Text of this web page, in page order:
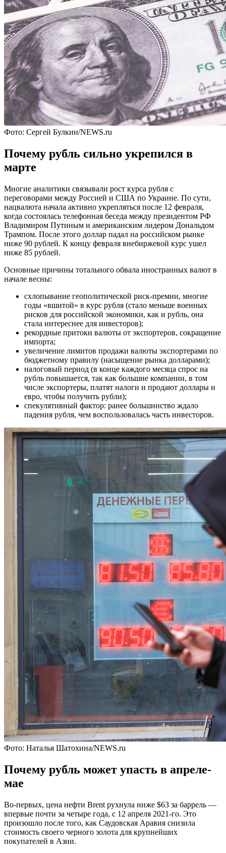
Фото: Сергей Булкин/NEWS.ru
Почему рубль сильно укрепился в
марте
Многие аналитики связывали рост курса рубля с
переговорами между Россией и США по Украине. По сути,
нацвалюта начала активно укрепляться после 12 февраля,
когда состоялась телефонная беседа между президентом РФ
Владимиром Путиным и американским лидером Дональдом
Трампом. После этого доллар падал на российском рынке
ниже 90 рублей. К концу февраля внебиржевой курс ушел
ниже 85 рублей.
Основные причины тотального обвала иностранных валют в
начале весны:
схлопывание геополитической риск-премии, многие
годы «вшитой» в курс рубля (стало меньше военных
рисков для российской экономики, как и рубль, она
стала интереснее для инвесторов);
рекордные притоки валюты от экспортеров, сокращение
импорта;
увеличение лимитов продажи валюты экспортерами по
бюджетному правилу (насыщение рынка долларами);
налоговый период (в конце каждого месяца спрос на
рубль повышается, так как большие компании, в том
числе экспортеры, платят налоги и продают доллары и
евро, чтобы получить рубли);
спекулятивный фактор: ранее большинство ждало
падения рубля, чем воспользовалась часть инвесторов.
Фото: Наталья Шатохина/NEWS.ru
Почему рубль может упасть в апреле-
мае
Во-первых, цена нефти Brent рухнула ниже $63 за баррель —
впервые почти за четыре года, с 12 апреля 2021-го. Это
произошло после того, как Саудовская Аравия снизила
стоимость своего черного золота для крупнейших
покупателей в Азии.